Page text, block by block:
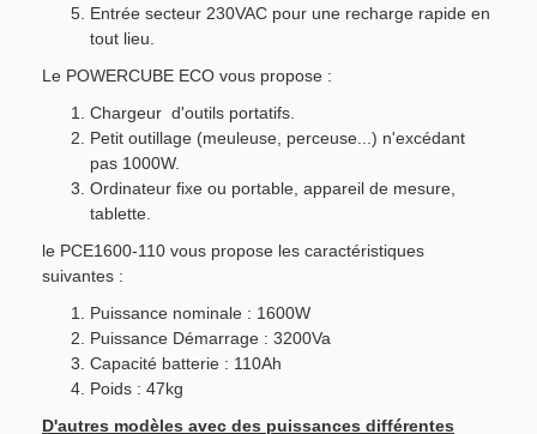
Entrée secteur 230VAC pour une recharge rapide en
tout lieu.
Le POWERCUBE ECO vous propose :
Chargeur d'outils portatifs.
Petit outillage (meuleuse, perceuse...) n'excédant
pas 1000W.
Ordinateur fixe ou portable, appareil de mesure,
tablette.
le PCE1600-110 vous propose les caractéristiques
suivantes :
Puissance nominale : 1600W
Puissance Démarrage : 3200Va
Capacité batterie : 110Ah
Poids : 47kg
D'autres modèles avec des puissances différentes